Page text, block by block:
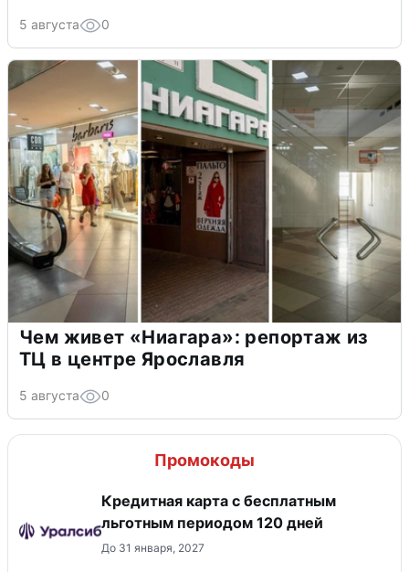
5 августа 0
Чем живет «Ниагара»: репортаж из
ТЦ в центре Ярославля
5 августа 0
Промокоды
Кредитная карта с бесплатным
льготным периодом 120 дней
До 31 января, 2027